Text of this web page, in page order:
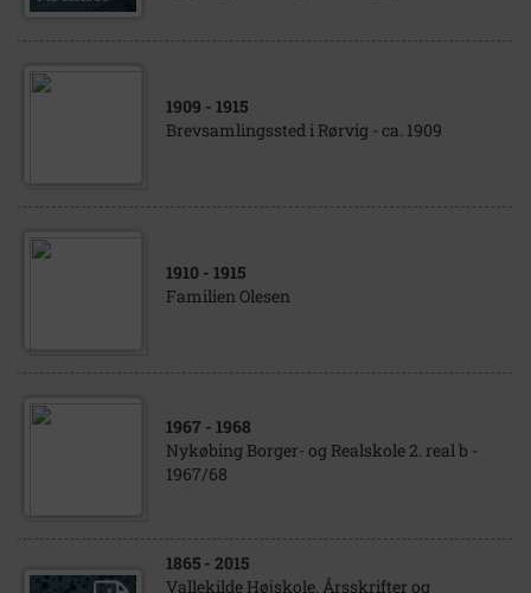
1909 - 1915
Brevsamlingssted i Rørvig - ca. 1909
1910 - 1915
Familien Olesen
1967 - 1968
Nykøbing Borger- og Realskole 2. real b -
1967/68
1865 - 2015
Vallekilde Højskole. Årsskrifter og